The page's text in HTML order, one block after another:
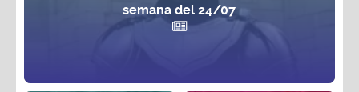
semana del 24/07